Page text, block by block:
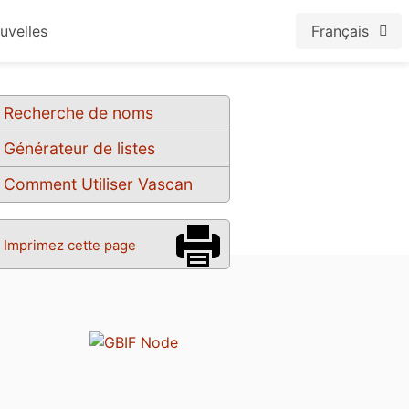
Français
Recherche de noms
Générateur de listes
Comment Utiliser Vascan
Imprimez cette page